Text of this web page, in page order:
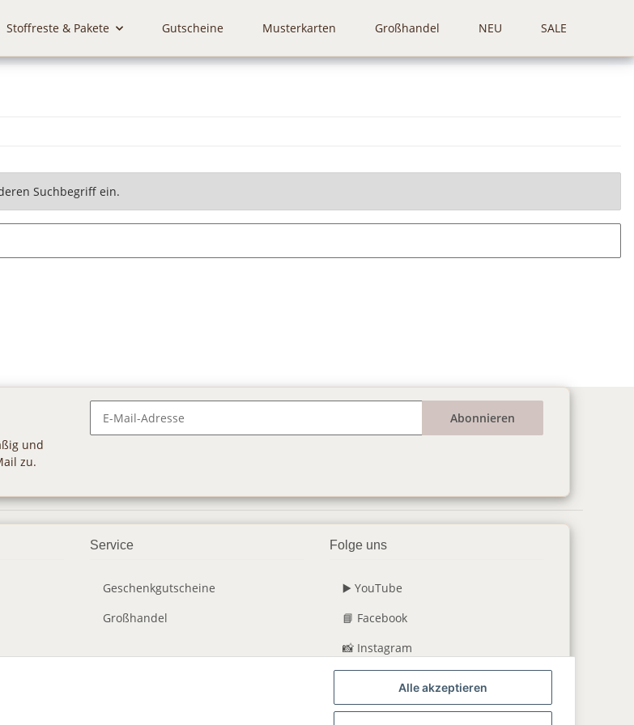
Stoffreste & Pakete Gutscheine Musterkarten Großhandel NEU SALE
Suchbegriff ein.
und
zu.
Abonnieren
Service
Geschenkgutscheine
Großhandel
Folge uns
▶️ YouTube
📘 Facebook
📸 Instagram
💬 WhatsApp
Alle akzeptieren